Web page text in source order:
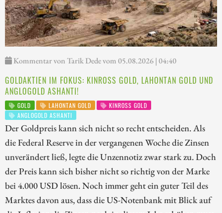
Kommentar von Tarik Dede vom 05.08.2026 | 04:40
GOLDAKTIEN IM FOKUS: KINROSS GOLD, LAHONTAN GOLD UND
ANGLOGOLD ASHANTI!
GOLD LAHONTAN GOLD
KINROSS GOLD
ANGLOGOLD ASHANTI
Der Goldpreis kann sich nicht so recht entscheiden. Als
die Federal Reserve in der vergangenen Woche die Zinsen
unverändert ließ, legte die Unzennotiz zwar stark zu. Doch
der Preis kann sich bisher nicht so richtig von der Marke
bei 4.000 USD lösen. Noch immer geht ein guter Teil des
Marktes davon aus, dass die US-Notenbank mit Blick auf